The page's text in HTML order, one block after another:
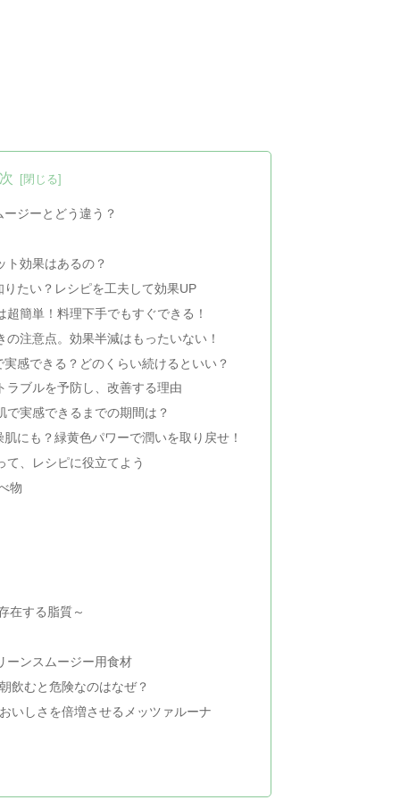
ジーとどう違う？
ト効果はあるの？
たい？レシピを工夫して効果UP
簡単！料理下手でもすぐできる！
注意点。効果半減はもったいない！
感できる？どのくらい続けるといい？
ラブルを予防し、改善する理由
で実感できるまでの期間は？
にも？緑黄色パワーで潤いを取り戻せ！
て、レシピに役立てよう
物
在する脂質～
ーンスムージー用食材
飲むと危険なのはなぜ？
いしさを倍増させるメッツァルーナ